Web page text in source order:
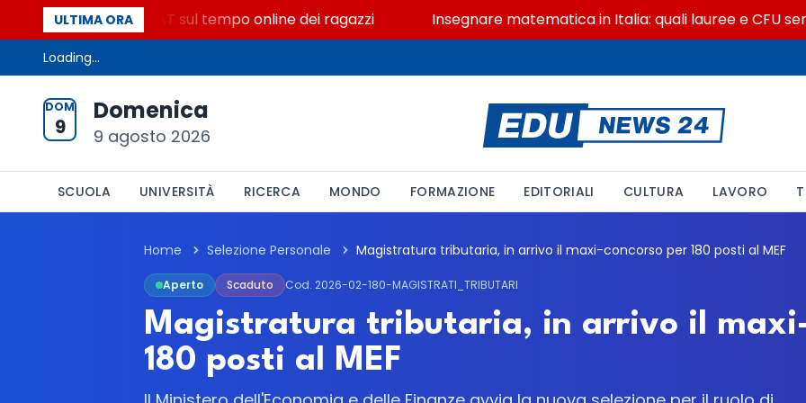
ULTIMA ORA
e il dato ISTAT sul tempo online dei ragazzi Insegnare matematica in Italia: quali lauree e CFU
Loading...
DOM
9
Domenica
9 agosto 2026
SCUOLA UNIVERSITÀ RICERCA MONDO FORMAZIONE EDITORIALI CULTURA LAVORO
Home Selezione Personale Magistratura tributaria, in arrivo il maxi-concorso per 180 posti al MEF
Aperto Scaduto Cod. 2026-02-180-MAGISTRATI_TRIBUTARI
Magistratura tributaria, in arrivo il maxi-
180 posti al MEF